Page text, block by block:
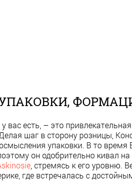
у вас есть, – это
шаг в сторону розницы,
упаковки. В то
он одобрительно кивал
, стремясь к его уровню.
где встречалась с